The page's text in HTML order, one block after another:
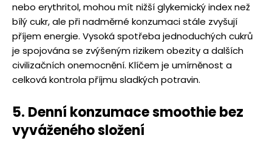
nebo erythritol, mohou mít nižší glykemický index než
bílý cukr, ale při nadměrné konzumaci stále zvyšují
příjem energie. Vysoká spotřeba jednoduchých cukrů
je spojována se zvýšeným rizikem obezity a dalších
civilizačních onemocnění. Klíčem je umírněnost a
celková kontrola příjmu sladkých potravin.
5. Denní konzumace smoothie bez
vyváženého složení